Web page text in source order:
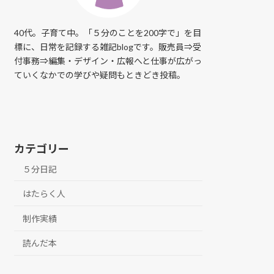
40代。子育て中。「５分のことを200字で」を目
標に、日常を記録する雑記blogです。販売員⇒受
付事務⇒編集・デザイン・広報へと仕事が広がっ
ていくなかでの学びや疑問もときどき投稿。
カテゴリー
５分日記
はたらく人
制作実績
読んだ本